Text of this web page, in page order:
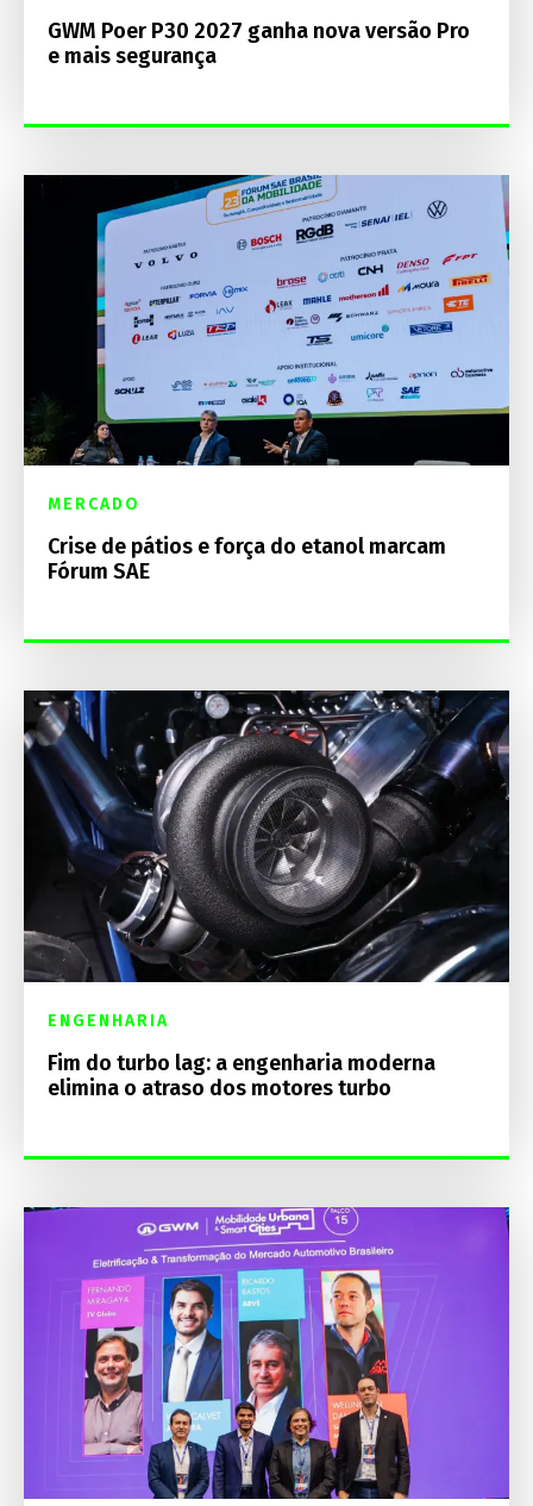
GWM Poer P30 2027 ganha nova versão Pro
e mais segurança
MERCADO
Crise de pátios e força do etanol marcam
Fórum SAE
ENGENHARIA
Fim do turbo lag: a engenharia moderna
elimina o atraso dos motores turbo